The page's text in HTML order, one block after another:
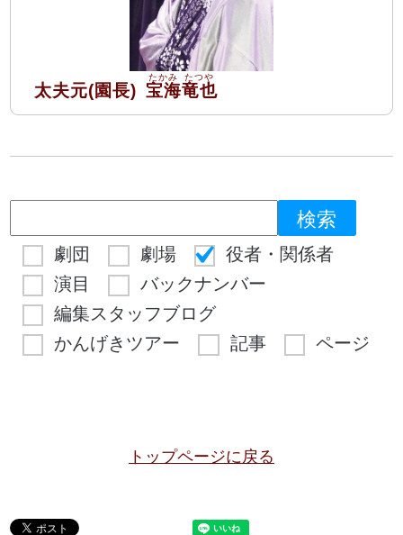
太夫元(園長) 宝海竜也
劇団 劇場
役者・関係者
演目
バックナンバー
編集スタッフブログ
かんげきツアー
記事 ページ
トップページに戻る